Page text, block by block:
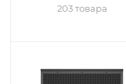
203 товара